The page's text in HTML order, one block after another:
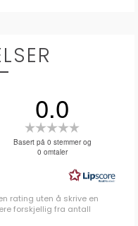
5 mulige
5 mulige
5 mulige
5 mulige
mulige
0.0
0.0
5
mulige
Basert på 0 stemmer og
0 omtaler
rating uten å skrive en
forskjellig fra antall